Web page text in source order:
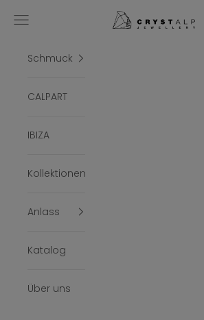
crystalpjewelry
Menü
Schmuck
CALPART
IBIZA
Kollektionen
Anlass
Katalog
Über uns